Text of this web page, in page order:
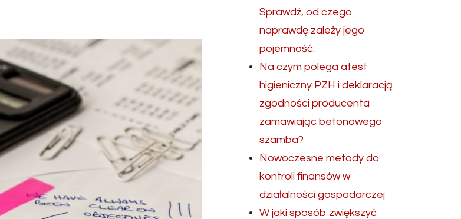
Sprawdź, od czego
naprawdę zależy jego
pojemność.
Na czym polega atest
higieniczny PZH i deklaracją
zgodności producenta
zamawiając betonowego
szamba?
Nowoczesne metody do
kontroli finansów w
działalności gospodarczej
W jaki sposób zwiększyć